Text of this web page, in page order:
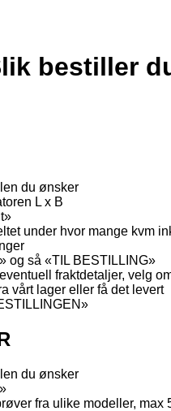
bestiller
du ønsker
L x B
under hvor mange kvm
og så «TIL BESTILLING»
fraktdetaljer, velg
vårt lager eller få det levert
du ønsker
fra ulike modeller, max